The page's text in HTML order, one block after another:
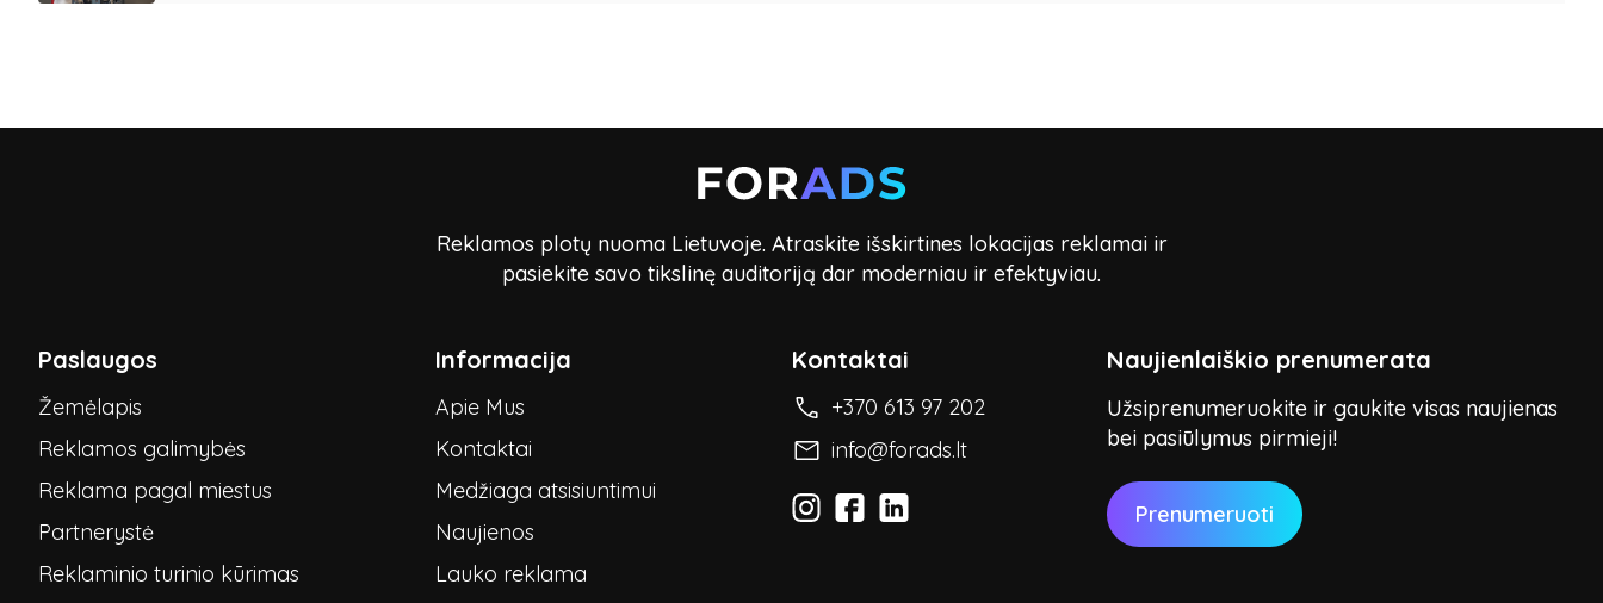
Reklamos plotų nuoma Lietuvoje. Atraskite išskirtines lokacijas reklamai ir
pasiekite savo tikslinę auditoriją dar moderniau ir efektyviau.
Paslaugos
Žemėlapis
Reklamos galimybės
Reklama pagal miestus
Partnerystė
Reklaminio turinio kūrimas
Informacija
Apie Mus
Kontaktai
Medžiaga atsisiuntimui
Naujienos
Lauko reklama
Kontaktai
+370 613 97 202
info@forads.lt
Naujienlaiškio prenumerata
Užsiprenumeruokite ir gaukite visas naujienas
bei pasiūlymus pirmieji!
Prenumeruoti